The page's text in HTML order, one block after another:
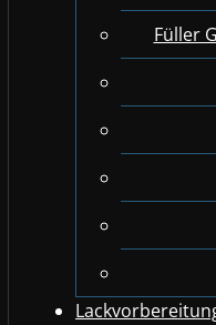
Füller